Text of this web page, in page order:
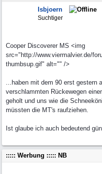
Isbjoern
Suchtiger
Cooper Discoverer MS <img
src="http://www.viermalvier.de/
thumbsup.gif" alt="" />
...haben mit dem 90 erst gestern
verschlammten Rückewegen
geholt und uns wie die
müssten die MT's raufziehen.
Ist glaube ich auch bedeutend
::::: Werbung ::::: NB